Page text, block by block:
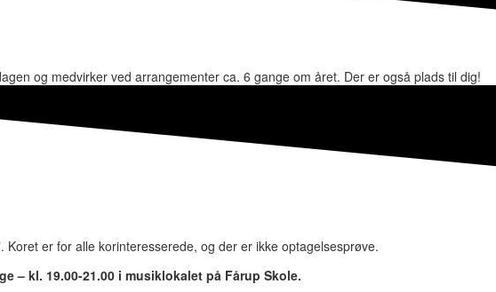
og medvirker ved arrangementer ca. 6 gange om året. Der er også plads til dig!
er for alle korinteresserede, og der er ikke optagelsesprøve.
– kl. 19.00-21.00 i musiklokalet på Fårup Skole.